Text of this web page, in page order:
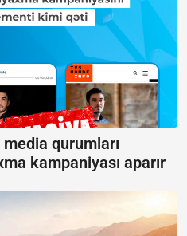
qurumları
kampaniyası aparır